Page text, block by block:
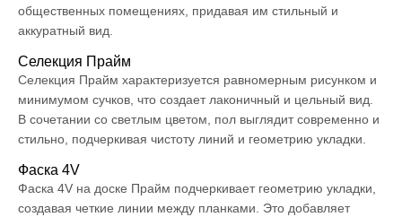
общественных помещениях, придавая им стильный и
аккуратный вид.
Селекция Прайм
Селекция Прайм характеризуется равномерным рисунком и
минимумом сучков, что создает лаконичный и цельный вид.
В сочетании со светлым цветом, пол выглядит современно и
стильно, подчеркивая чистоту линий и геометрию укладки.
Фаска 4V
Фаска 4V на доске Прайм подчеркивает геометрию укладки,
создавая четкие линии между планками. Это добавляет